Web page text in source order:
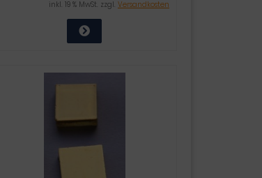
inkl. 19 % MwSt. zzgl. Versandkosten